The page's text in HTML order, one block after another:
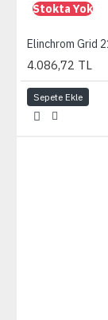
Stokta Yok
Elinchrom Grid
4.086,72 TL
Sepete Ekle